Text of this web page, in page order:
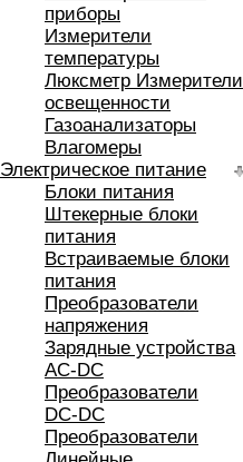
приборы
Измерители
температуры
Люксметр Измерители
освещенности
Газоанализаторы
Влагомеры
Электрическое питание
Блоки питания
Штекерные блоки
питания
Встраиваемые блоки
питания
Преобразователи
напряжения
Зарядные устройства
AC-DC
Преобразователи
DC-DC
Преобразователи